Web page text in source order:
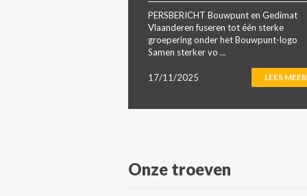
PERSBERICHT Bouwpunt en Gedimat
Vlaanderen fuseren tot één sterke
groepering onder het Bouwpunt-logo
Samen sterker vo ...
17/11/2025 LEES MEER
Onze troeven